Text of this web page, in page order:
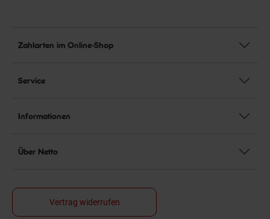
Zahlarten im Online-Shop
Service
Informationen
Über Netto
Vertrag widerrufen